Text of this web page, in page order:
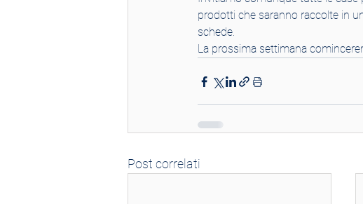
prodotti che saranno raccolte in
schede.
La prossima settimana
Post correlati